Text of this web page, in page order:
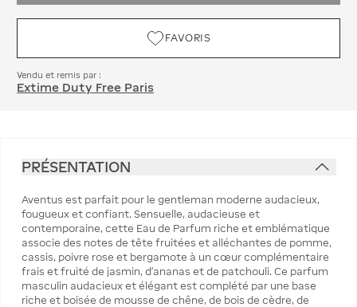
FAVORIS
Vendu et remis par :
Extime Duty Free Paris
PRÉSENTATION
Aventus est parfait pour le gentleman moderne audacieux,
fougueux et confiant. Sensuelle, audacieuse et
contemporaine, cette Eau de Parfum riche et emblématique
associe des notes de tête fruitées et alléchantes de pomme,
cassis, poivre rose et bergamote à un cœur complémentaire
frais et fruité de jasmin, d'ananas et de patchouli. Ce parfum
masculin audacieux et élégant est complété par une base
riche et boisée de mousse de chêne, de bois de cèdre, de